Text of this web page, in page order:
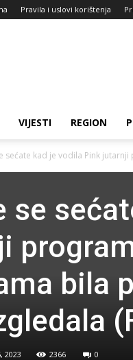
Pravila i uslovi korištenja
VIJESTI REGION
sećate kad je vodila Pink jutarnji
se
bila
2023 2366 0